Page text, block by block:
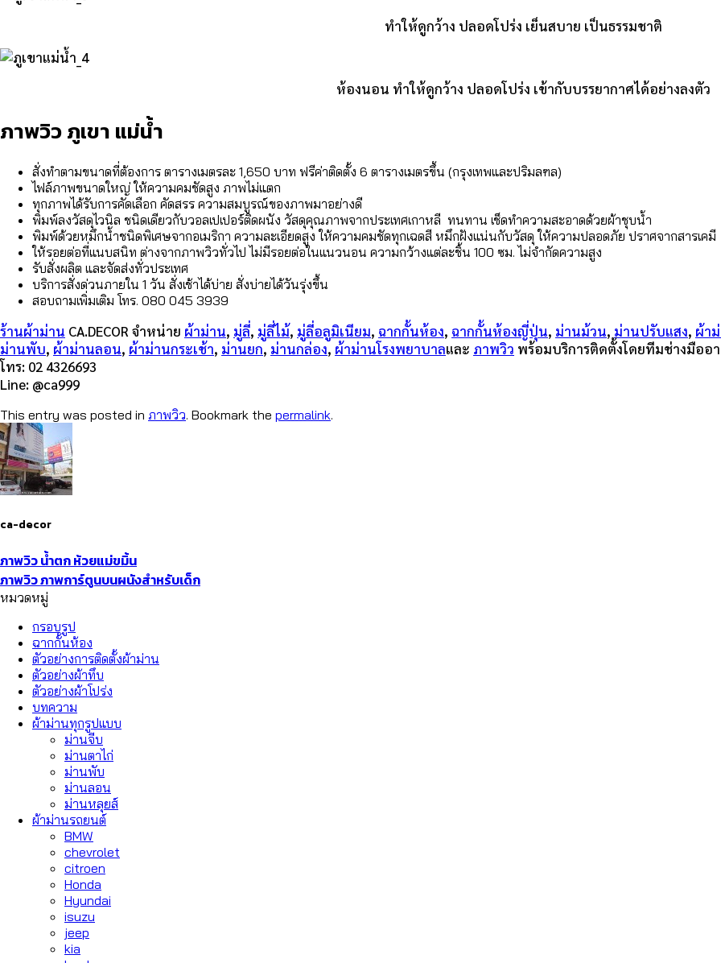
ทำให้ดูกว้าง ปลอดโปร่ง เย็นสบาย เป็นธรรมชาติ
ห้องนอน ทำให้ดูกว้าง ปลอดโปร่ง เข้ากับบรรยากาศได้อย่างลงตัว
ภาพวิว ภูเขา แม่น้ำ
สั่งทำตามขนาดที่ต้องการ ตารางเมตรละ 1,650 บาท ฟรีค่าติดตั้ง 6 ตารางเมตรขึ้น (กรุงเทพและปริมลฑล)
ไฟล์ภาพขนาดใหญ่ ให้ความคมชัดสูง ภาพไม่แตก
ทุกภาพได้รับการคัดเลือก คัดสรร ความสมบูรณ์ของภาพมาอย่างดี
พิมพ์ลงวัสดุไวนิล ชนิดเดียวกับวอลเปเปอร์ติดผนัง วัสดุคุณภาพจากประเทศเกาหลี ทนทาน เช็ดทำความสะอาดด้วยผ้าชุบน้ำ
พิมพ์ด้วยหมึกน้ำชนิดพิเศษจากอเมริกา ความละเอียดสูง ให้ความคมชัดทุกเฉดสี หมึกฝังแน่นกับวัสดุ ให้ความปลอดภัย ปราศจากสารเคมี
ให้รอยต่อที่แนบสนิท ต่างจากภาพวิวทั่วไป ไม่มีรอยต่อในแนวนอน ความกว้างแต่ละชิ้น 100 ซม. ไม่จำกัดความสูง
รับสั่งผลิต และจัดส่งทั่วประเทศ
บริการสั่งด่วนภายใน 1 วัน สั่งเช้าได้บ่าย สั่งบ่ายได้วันรุ่งขึ้น
สอบถามเพิ่มเติม โทร. 080 045 3939
ร้านผ้าม่าน CA.DECOR จำหน่าย ผ้าม่าน, มู่ลี่, มู่ลี่ไม้, มู่ลี่อลูมิเนียม, ฉากกั้นห้อง, ฉากกั้นห้องญี่ปุ่น, ม่านม้วน, ม่านปรับแสง, ผ้า
ม่านพับ, ผ้าม่านลอน, ผ้าม่านกระเช้า, ม่านยก, ม่านกล่อง, ผ้าม่านโรงพยาบาลและ ภาพวิว พร้อมบริการติดตั้งโดยทีมช่างมืออ
โทร: 02 4326693
Line: @ca999
This entry was posted in ภาพวิว. Bookmark the permalink.
ca-decor
ภาพวิว น้ำตก ห้วยแม่ขมิ้น
ภาพวิว ภาพการ์ตูนบนผนังสำหรับเด็ก
หมวดหมู่
กรอบรูป
ฉากกั้นห้อง
ตัวอย่างการติดตั้งผ้าม่าน
ตัวอย่างผ้าทึบ
ตัวอย่างผ้าโปร่ง
บทความ
ผ้าม่านทุกรูปแบบ
ม่านจีบ
ม่านตาไก่
ม่านพับ
ม่านลอน
ม่านหลุยส์
ผ้าม่านรถยนต์
BMW
chevrolet
citroen
Honda
Hyundai
isuzu
jeep
kia